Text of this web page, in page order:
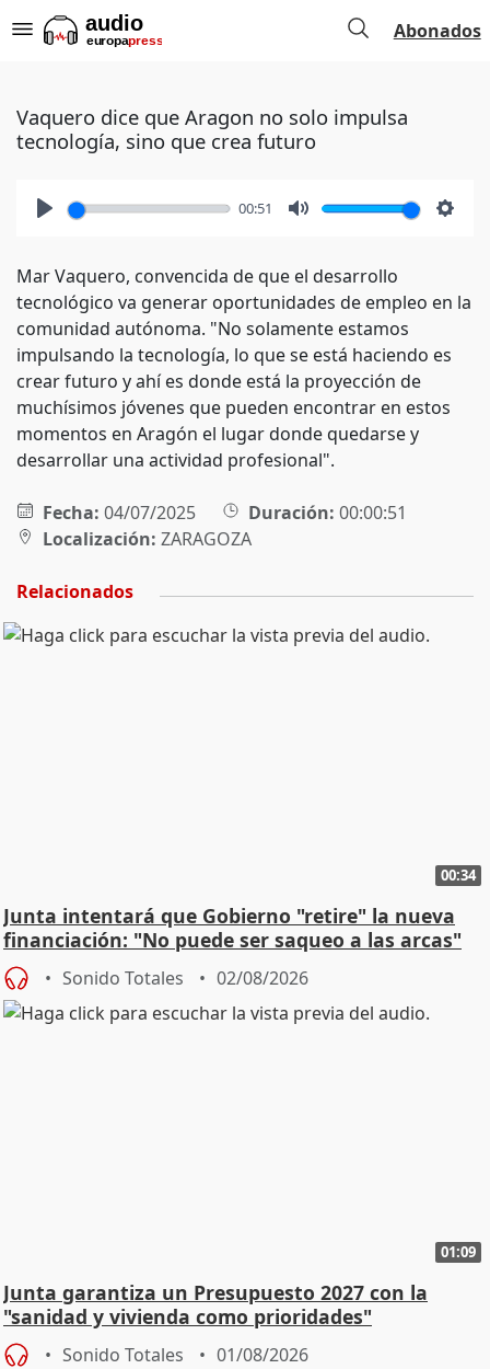
Abonados
Vaquero dice que Aragon no solo impulsa
tecnología, sino que crea futuro
00:51
Mar Vaquero, convencida de que el desarrollo
tecnológico va generar oportunidades de empleo en la
comunidad autónoma. "No solamente estamos
impulsando la tecnología, lo que se está haciendo es
crear futuro y ahí es donde está la proyección de
muchísimos jóvenes que pueden encontrar en estos
momentos en Aragón el lugar donde quedarse y
desarrollar una actividad profesional".
Fecha: 04/07/2025 Duración: 00:00:51
Localización: ZARAGOZA
Relacionados
00:34
Junta intentará que Gobierno "retire" la nueva
financiación: "No puede ser saqueo a las arcas"
Sonido Totales 02/08/2026
01:09
Junta garantiza un Presupuesto 2027 con la
"sanidad y vivienda como prioridades"
Sonido Totales 01/08/2026